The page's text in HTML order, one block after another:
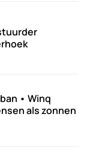
• Winq
als zonnen